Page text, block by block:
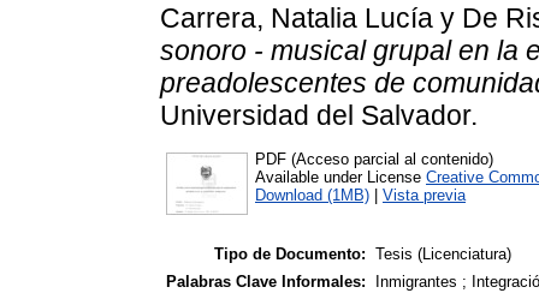
Carrera, Natalia Lucía y De
sonoro - musical grupal en la
preadolescentes de
Universidad del Salvador.
PDF (Acceso parcial al contenido)
Available under License Creative
Download (1MB)
Vista previa
Tipo de Documento: Tesis (Licenciatura)
Palabras Clave Informales:
Inmigrantes ;